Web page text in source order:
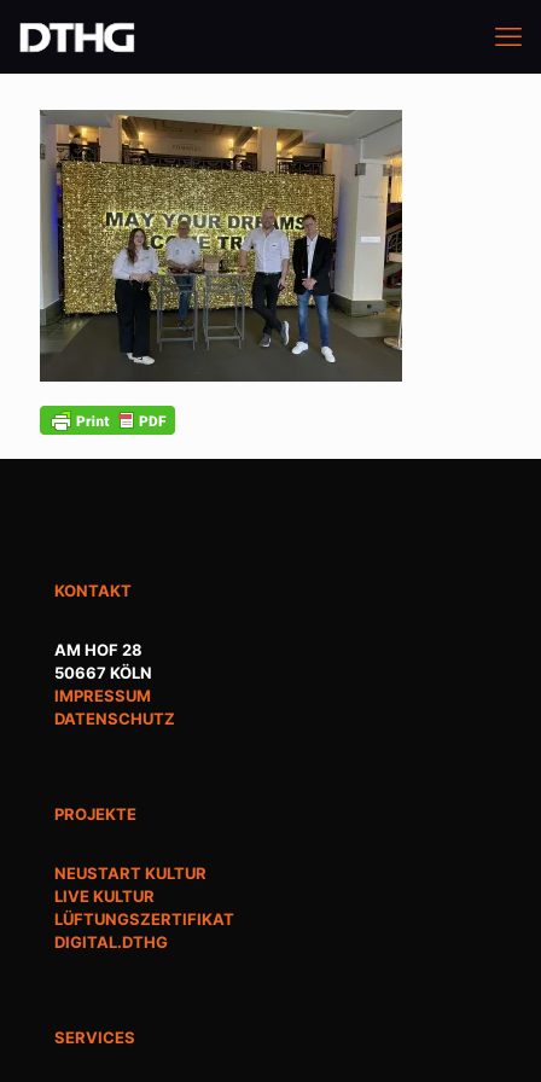
KONTAKT
AM HOF 28
50667 KÖLN
IMPRESSUM
DATENSCHUTZ
PROJEKTE
NEUSTART KULTUR
LIVE KULTUR
LÜFTUNGSZERTIFIKAT
DIGITAL.DTHG
SERVICES